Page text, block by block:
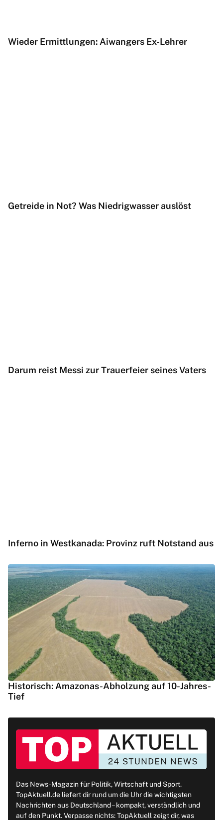
Wieder Ermittlungen: Aiwangers Ex-Lehrer
Getreide in Not? Was Niedrigwasser auslöst
Darum reist Messi zur Trauerfeier seines Vaters
Inferno in Westkanada: Provinz ruft Notstand aus
Historisch: Amazonas-Abholzung auf 10-Jahres-
Tief
Das News-Magazin für Politik, Wirtschaft und Sport.
TopAktuell.de liefert dir rund um die Uhr die wichtigsten
Nachrichten aus Deutschland – kompakt, verständlich und
auf den Punkt. Verpasse nichts: TopAktuell zeigt dir, was